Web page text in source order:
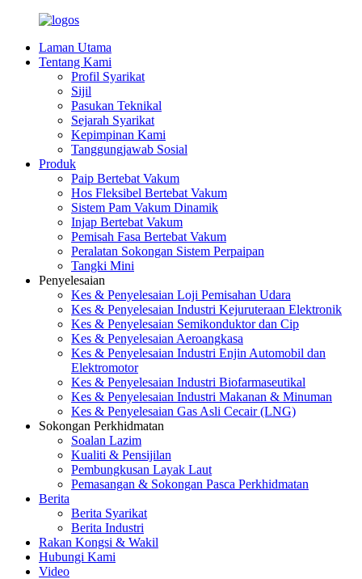
Laman Utama
Tentang Kami
Profil Syarikat
Sijil
Pasukan Teknikal
Sejarah Syarikat
Kepimpinan Kami
Tanggungjawab Sosial
Produk
Paip Bertebat Vakum
Hos Fleksibel Bertebat Vakum
Sistem Pam Vakum Dinamik
Injap Bertebat Vakum
Pemisah Fasa Bertebat Vakum
Peralatan Sokongan Sistem Perpaipan
Tangki Mini
Penyelesaian
Kes & Penyelesaian Loji Pemisahan Udara
Kes & Penyelesaian Industri Kejuruteraan Elektronik
Kes & Penyelesaian Semikonduktor dan Cip
Kes & Penyelesaian Aeroangkasa
Kes & Penyelesaian Industri Enjin Automobil dan
Elektromotor
Kes & Penyelesaian Industri Biofarmaseutikal
Kes & Penyelesaian Industri Makanan & Minuman
Kes & Penyelesaian Gas Asli Cecair (LNG)
Sokongan Perkhidmatan
Soalan Lazim
Kualiti & Pensijilan
Pembungkusan Layak Laut
Pemasangan & Sokongan Pasca Perkhidmatan
Berita
Berita Syarikat
Berita Industri
Rakan Kongsi & Wakil
Hubungi Kami
Video